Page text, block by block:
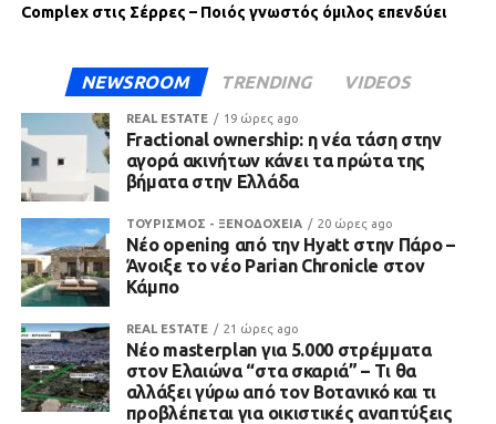
Complex στις Σέρρες – Ποιός γνωστός όμιλος επενδύει
NEWSROOM TRENDING VIDEOS
REAL ESTATE 19 ώρες ago
Fractional ownership: η νέα τάση στην
αγορά ακινήτων κάνει τα πρώτα της
βήματα στην Ελλάδα
ΤΟΥΡΙΣΜΟΣ - ΞΕΝΟΔΟΧΕΙΑ 20 ώρες ago
Νέο opening από την Hyatt στην Πάρο –
Άνοιξε το νέο Parian Chronicle στον
Κάμπο
REAL ESTATE 21 ώρες ago
Νέο masterplan για 5.000 στρέμματα
στον Ελαιώνα “στα σκαριά” – Τι θα
αλλάξει γύρω από τον Βοτανικό και τι
προβλέπεται για οικιστικές αναπτύξεις